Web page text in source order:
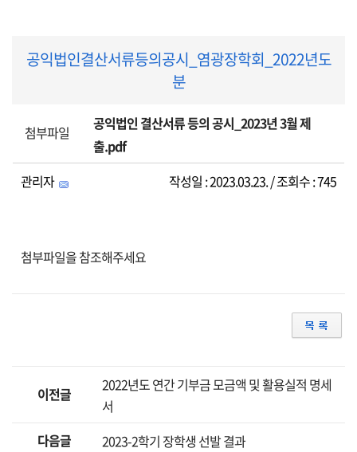
공익법인결산서류등의공시_염광장학회_2022년도
분
첨부파일
공익법인 결산서류 등의 공시_2023년 3월 제
출.pdf
관리자
작성일 : 2023.03.23. / 조회수 : 745
첨부파일을 참조해주세요
이전글
2022년도 연간 기부금 모금액 및 활용실적 명세
서
다음글
2023-2학기 장학생 선발 결과